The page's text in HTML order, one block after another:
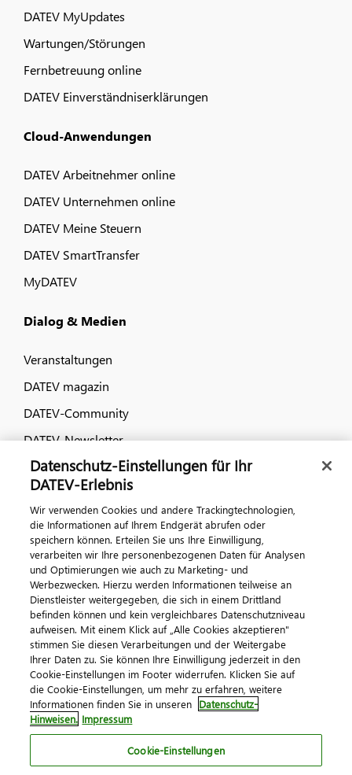
DATEV MyUpdates
Wartungen/Störungen
Fernbetreuung online
DATEV Einverständniserklärungen
Cloud-Anwendungen
DATEV Arbeitnehmer online
DATEV Unternehmen online
DATEV Meine Steuern
DATEV SmartTransfer
MyDATEV
Dialog & Medien
Veranstaltungen
DATEV magazin
DATEV-Community
DATEV-Newsletter
Kontaktieren Sie uns
© 2026 DATEV eG
ImpressumDatenschutzAGB Kontakt
Cookie-Einstellungen
Datenschutz-Einstellungen für Ihr
DATEV-Erlebnis
Wir verwenden Cookies und andere Trackingtechnologien,
die Informationen auf Ihrem Endgerät abrufen oder
speichern können. Erteilen Sie uns Ihre Einwilligung,
verarbeiten wir Ihre personenbezogenen Daten für Analysen
und Optimierungen wie auch zu Marketing- und
Werbezwecken. Hierzu werden Informationen teilweise an
Dienstleister weitergegeben, die sich in einem Drittland
befinden können und kein vergleichbares Datenschutzniveau
aufweisen. Mit einem Klick auf „Alle Cookies akzeptieren"
stimmen Sie diesen Verarbeitungen und der Weitergabe
Ihrer Daten zu. Sie können Ihre Einwilligung jederzeit in den
Cookie-Einstellungen im Footer widerrufen. Klicken Sie auf
die Cookie-Einstellungen, um mehr zu erfahren, weitere
Informationen finden Sie in unseren Datenschutz-
Hinweisen. Impressum
Cookie-Einstellungen